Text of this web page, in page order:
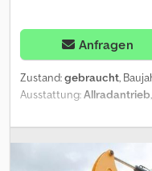
Anfragen
Zustand:gebraucht,
Ausstattung:Allradantrieb
Verstellausleger zul.
Betriebsstunden: 9.494 h
Seitenüberwachung mit
Sitzheizung Radio-